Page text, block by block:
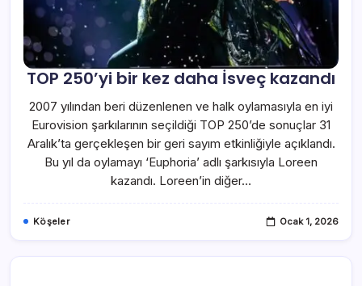
TOP 250’yi bir kez daha İsveç kazandı
2007 yılından beri düzenlenen ve halk oylamasıyla en iyi
Eurovision şarkılarının seçildiği TOP 250’de sonuçlar 31
Aralık’ta gerçekleşen bir geri sayım etkinliğiyle açıklandı.
Bu yıl da oylamayı ‘Euphoria’ adlı şarkısıyla Loreen
kazandı. Loreen’in diğer…
Köşeler Ocak 1, 2026